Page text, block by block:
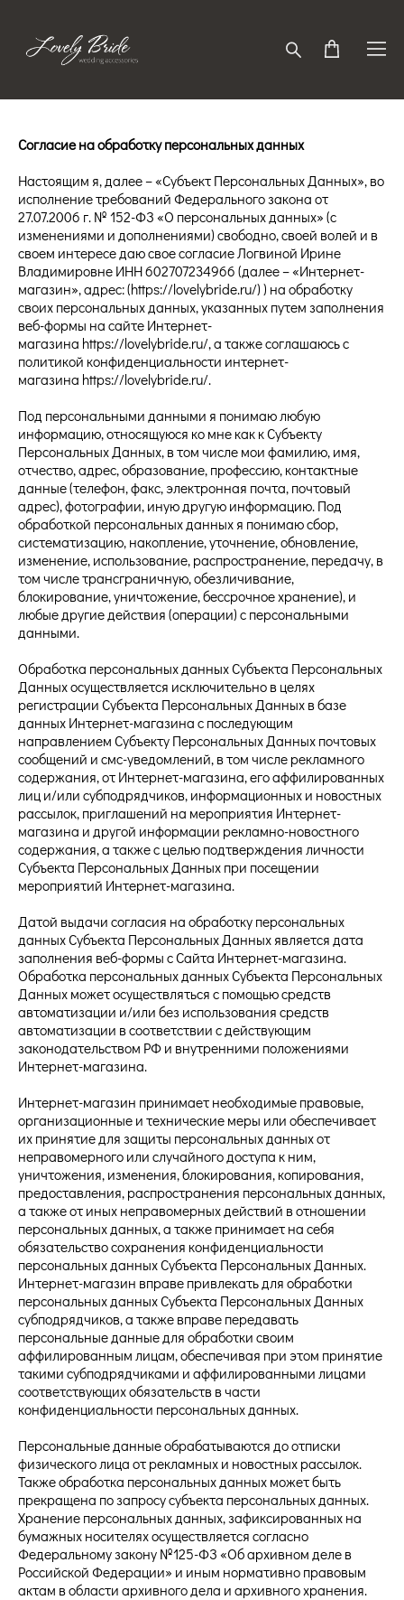
Согласие на обработку персональных данных
Настоящим я, далее – «Субъект Персональных Данных», во
исполнение требований Федерального закона от
27.07.2006 г. № 152-ФЗ «О персональных данных» (с
изменениями и дополнениями) свободно, своей волей и в
своем интересе даю свое согласие Логвиной Ирине
Владимировне ИНН 602707234966 (далее – «Интернет-
магазин», адрес: (https://lovelybride.ru/) ) на обработку
своих персональных данных, указанных путем заполнения
веб-формы на сайте Интернет-
магазина https://lovelybride.ru/, а также соглашаюсь с
политикой конфиденциальности интернет-
магазина https://lovelybride.ru/.
Под персональными данными я понимаю любую
информацию, относящуюся ко мне как к Субъекту
Персональных Данных, в том числе мои фамилию, имя,
отчество, адрес, образование, профессию, контактные
данные (телефон, факс, электронная почта, почтовый
адрес), фотографии, иную другую информацию. Под
обработкой персональных данных я понимаю сбор,
систематизацию, накопление, уточнение, обновление,
изменение, использование, распространение, передачу, в
том числе трансграничную, обезличивание,
блокирование, уничтожение, бессрочное хранение), и
любые другие действия (операции) с персональными
данными.
Обработка персональных данных Субъекта Персональных
Данных осуществляется исключительно в целях
регистрации Субъекта Персональных Данных в базе
данных Интернет-магазина с последующим
направлением Субъекту Персональных Данных почтовых
сообщений и смс-уведомлений, в том числе рекламного
содержания, от Интернет-магазина, его аффилированных
лиц и/или субподрядчиков, информационных и новостных
рассылок, приглашений на мероприятия Интернет-
магазина и другой информации рекламно-новостного
содержания, а также с целью подтверждения личности
Субъекта Персональных Данных при посещении
мероприятий Интернет-магазина.
Датой выдачи согласия на обработку персональных
данных Субъекта Персональных Данных является дата
заполнения веб-формы с Сайта Интернет-магазина.
Обработка персональных данных Субъекта Персональных
Данных может осуществляться с помощью средств
автоматизации и/или без использования средств
автоматизации в соответствии с действующим
законодательством РФ и внутренними положениями
Интернет-магазина.
Интернет-магазин принимает необходимые правовые,
организационные и технические меры или обеспечивает
их принятие для защиты персональных данных от
неправомерного или случайного доступа к ним,
уничтожения, изменения, блокирования, копирования,
предоставления, распространения персональных данных,
а также от иных неправомерных действий в отношении
персональных данных, а также принимает на себя
обязательство сохранения конфиденциальности
персональных данных Субъекта Персональных Данных.
Интернет-магазин вправе привлекать для обработки
персональных данных Субъекта Персональных Данных
субподрядчиков, а также вправе передавать
персональные данные для обработки своим
аффилированным лицам, обеспечивая при этом принятие
такими субподрядчиками и аффилированными лицами
соответствующих обязательств в части
конфиденциальности персональных данных.
Персональные данные обрабатываются до отписки
физического лица от рекламных и новостных рассылок.
Также обработка персональных данных может быть
прекращена по запросу субъекта персональных данных.
Хранение персональных данных, зафиксированных на
бумажных носителях осуществляется согласно
Федеральному закону №125-ФЗ «Об архивном деле в
Российской Федерации» и иным нормативно правовым
актам в области архивного дела и архивного хранения.